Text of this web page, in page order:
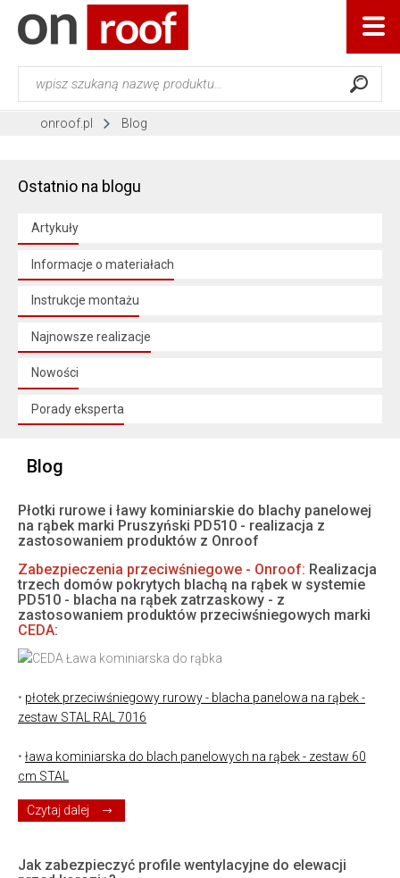
onroof.pl Blog
Ostatnio na blogu
Artykuły
Informacje o materiałach
Instrukcje montażu
Najnowsze realizacje
Nowości
Porady eksperta
Blog
27-08-2024
Płotki rurowe i ławy kominiarskie do blachy panelowej
na rąbek marki Pruszyński PD510 - realizacja z
zastosowaniem produktów z Onroof
Zabezpieczenia przeciwśniegowe - Onroof: Realizacja
trzech domów pokrytych blachą na rąbek w systemie
PD510 - blacha na rąbek zatrzaskowy - z
zastosowaniem produktów przeciwśniegowych marki
CEDA:
• płotek przeciwśniegowy rurowy - blacha panelowa na rąbek -
zestaw STAL RAL 7016
• ława kominiarska do blach panelowych na rąbek - zestaw 60
cm STAL
Czytaj dalej
Jak zabezpieczyć profile wentylacyjne do elewacji